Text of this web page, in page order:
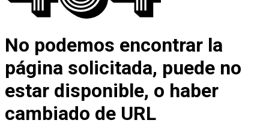
No podemos encontrar la
página solicitada, puede no
estar disponible, o haber
cambiado de URL